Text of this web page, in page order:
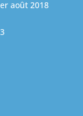
août 2018